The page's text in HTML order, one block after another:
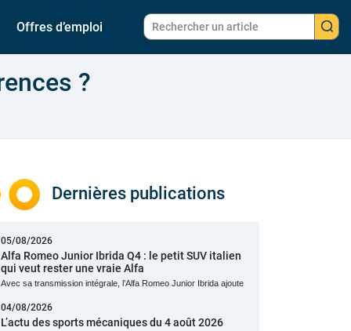
Offres d’emploi
?
Dernières publications
05/08/2026
Alfa Romeo Junior Ibrida Q4 : le petit SUV italien
qui veut rester une vraie Alfa
Avec sa transmission intégrale, l’Alfa Romeo Junior Ibrida ajoute
04/08/2026
L’actu des sports mécaniques du 4 août 2026